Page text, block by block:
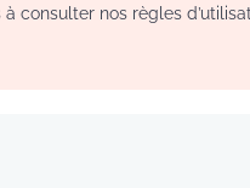
consulter nos règles